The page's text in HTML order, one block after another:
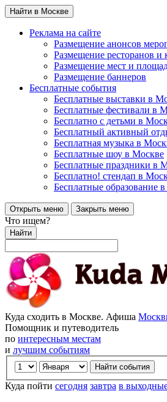
Найти в Москве
Реклама на сайте
Размещение анонсов
Размещение ресторанов и
Размещение мест и
Размещение баннеров
Бесплатные события
Бесплатные выставки в
Бесплатные фестивали в
Бесплатно с детьми в
Бесплатный активный
Бесплатная музыка в
Бесплатные шоу в Москве
Бесплатные праздники в
Бесплатно! стендап в
Бесплатные образование
Открыть меню Закрыть меню
Что ищем?
Найти
Куда сходить в Москве. Афиша
Помощник и путеводитель
по интересным местам
и лучшим событиям
Куда пойти сегодня завтра в